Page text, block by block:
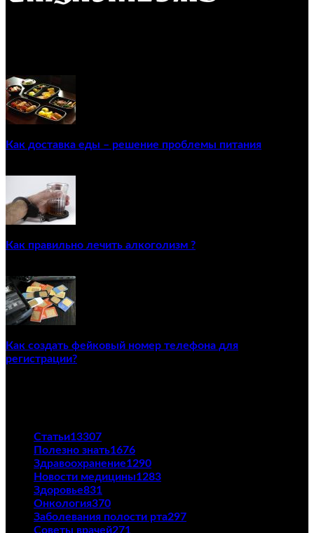
Как доставка еды – решение проблемы питания
Как правильно лечить алкоголизм ?
Как создать фейковый номер телефона для
регистрации?
Статьи13307
Полезно знать1676
Здравоохранение1290
Новости медицины1283
Здоровье831
Онкология370
Заболевания полости рта297
Советы врачей271